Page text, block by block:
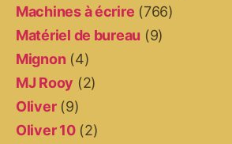
Machines à écrire (766)
Matériel de bureau (9)
Mignon (4)
MJ Rooy (2)
Oliver(9)
Oliver 10(2)